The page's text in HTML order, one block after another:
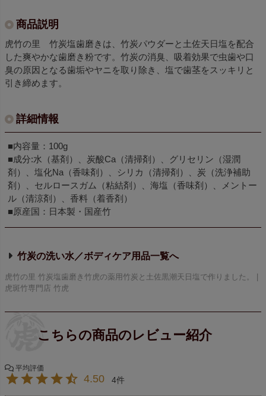
商品説明
虎竹の里 竹炭塩歯磨きは、竹炭パウダーと土佐天日塩を配合
した爽やかな歯磨き粉です。竹炭の消臭、吸着効果で虫歯や口
臭の原因となる歯垢やヤニを取り除き、塩で歯茎をスッキリと
引き締めます。
詳細情報
■内容量：100g
■成分:水（基剤）、炭酸Ca（清掃剤）、グリセリン（湿潤
剤）、塩化Na（香味剤）、シリカ（清掃剤）、炭（洗浄補助
剤）、セルロースガム（粘結剤）、海塩（香味剤）、メントー
ル（清涼剤）、香料（着香剤）
■原産国：日本製・国産竹
竹炭の洗い水／ボディケア用品
虎竹の里 竹炭塩歯磨き竹虎の薬用竹炭と土佐黒潮天日塩で作りました。 |
虎斑竹専門店 竹虎
4.50 4